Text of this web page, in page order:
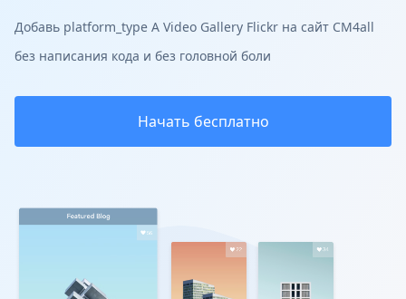
Добавь platform_type A Video Gallery Flickr на сайт CM4all
без написания кода и без головной боли
Начать бесплатно